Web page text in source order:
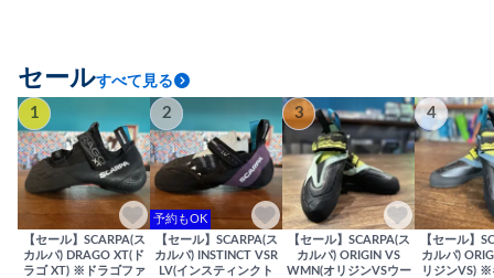
セールすべて見る
1
【セール】SCARPA(ス
カルパ) DRAGO XT(ド
ラゴ XT) ※ドラゴファ
2
予約もOK
【セール】SCARPA(ス
カルパ) INSTINCT VSR
LV(インスティンクト
3
【セール】SCARPA(ス
カルパ) ORIGIN VS
WMN(オリジンVSウー
4
【セール】
カルパ)
リジンVS) ※